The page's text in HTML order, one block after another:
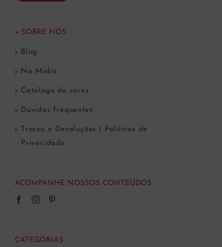
+ SOBRE NÓS
Blog
Na Mídia
Catálogo de cores
Dúvidas frequentes
Trocas e Devoluções | Políticas de
Privacidade
ACOMPANHE NOSSOS CONTEÚDOS
CATEGORIAS